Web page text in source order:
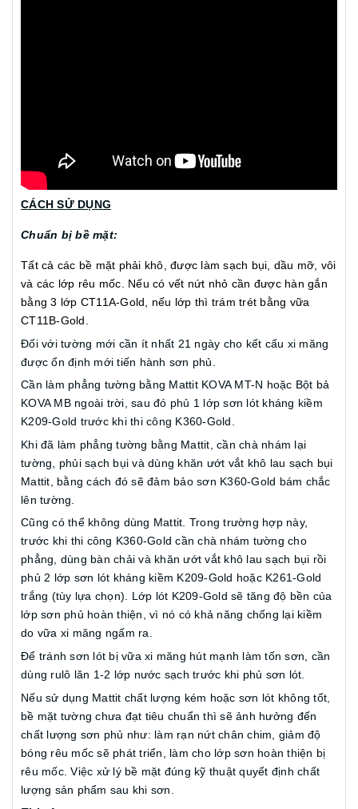
CÁCH SỬ DỤNG
Chuẩn bị bề mặt:
Tất cả các bề mặt phải khô, được làm sạch bụi, dầu mỡ, vôi
và các lớp rêu mốc. Nếu có vết nứt nhỏ cần được hàn gắn
bằng 3 lớp CT11A-Gold, nếu lớp thì trám trét bằng vữa
CT11B-Gold.
Đối với tường mới cần ít nhất 21 ngày cho kết cấu xi măng
được ổn định mới tiến hành sơn phủ.
Cần làm phẳng tường bằng Mattit KOVA MT-N hoặc Bột bả
KOVA MB ngoài trời, sau đó phủ 1 lớp sơn lót kháng kiềm
K209-Gold trước khi thi công K360-Gold.
Khi đã làm phẳng tường bằng Mattit, cần chà nhám lại
tường, phủi sạch bụi và dùng khăn ướt vắt khô lau sạch bụi
Mattit, bằng cách đó sẽ đảm bảo sơn K360-Gold bám chắc
lên tường.
Cũng có thể không dùng Mattit. Trong trường hợp này,
trước khi thi công K360-Gold cần chà nhám tường cho
phẳng, dùng bàn chải và khăn ướt vắt khô lau sạch bụi rồi
phủ 2 lớp sơn lót kháng kiềm K209-Gold hoặc K261-Gold
trắng (tùy lựa chọn). Lớp lót K209-Gold sẽ tăng độ bền của
lớp sơn phủ hoàn thiện, vì nó có khả năng chống lại kiềm
do vữa xi măng ngấm ra.
Để tránh sơn lót bị vữa xi măng hút mạnh làm tốn sơn, cần
dùng rulô lăn 1-2 lớp nước sạch trước khi phủ sơn lót.
Nếu sử dụng Mattit chất lượng kém hoặc sơn lót không tốt,
bề mặt tường chưa đạt tiêu chuẩn thì sẽ ảnh hưởng đến
chất lượng sơn phủ như: làm rạn nứt chân chim, giảm độ
bóng rêu mốc sẽ phát triển, làm cho lớp sơn hoàn thiện bị
rêu mốc. Việc xử lý bề mặt đúng kỹ thuật quyết định chất
lượng sản phẩm sau khi sơn.